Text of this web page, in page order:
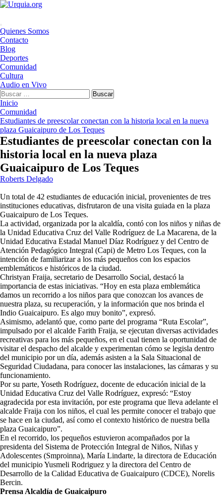
Saltar
Menú
principal
Quienes Somos
Contacto
Blog
Deportes
Comunidad
Cultura
Audio en Vivo
Buscar:
Inicio
Comunidad
Estudiantes de preescolar conectan con la historia local en la nueva
plaza Guaicaipuro de Los Teques
Estudiantes de preescolar conectan con la
historia local en la nueva plaza
Guaicaipuro de Los Teques
Roberts Delgado
Un total de 42 estudiantes de educación inicial, provenientes de tres
instituciones educativas, disfrutaron de una visita guiada en la plaza
Guaicaipuro de Los Teques.
La actividad, organizada por la alcaldía, contó con los niños y niñas de
la Unidad Educativa Cruz del Valle Rodríguez de La Macarena, de la
Unidad Educativa Estadal Manuel Díaz Rodríguez y del Centro de
Atención Pedagógico Integral (Capi) de Metro Los Teques, con la
intención de familiarizar a los más pequeños con los espacios
emblemáticos e históricos de la ciudad.
Christyan Fraija, secretario de Desarrollo Social, destacó la
importancia de estas iniciativas. “Hoy en esta plaza emblemática
damos un recorrido a los niños para que conozcan los avances de
nuestra plaza, su recuperación, y la información que nos brinda el
Indio Guaicaipuro. Es algo muy bonito”, expresó.
Asimismo, adelantó que, como parte del programa “Ruta Escolar”,
impulsado por el alcalde Farith Fraija, se ejecutan diversas actividades
recreativas para los más pequeños, en el cual tienen la oportunidad de
visitar el despacho del alcalde y experimentan cómo se legisla dentro
del municipio por un día, además asisten a la Sala Situacional de
Seguridad Ciudadana, para conocer las instalaciones, las cámaras y su
funcionamiento.
Por su parte, Yoseth Rodríguez, docente de educación inicial de la
Unidad Educativa Cruz del Valle Rodríguez, expresó: “Estoy
agradecida por esta invitación, por este programa que lleva adelante el
alcalde Fraija con los niños, el cual les permite conocer el trabajo que
se hace en la ciudad, así como el contexto histórico de nuestra bella
plaza Guaicaipuro”.
En el recorrido, los pequeños estuvieron acompañados por la
presidenta del Sistema de Protección Integral de Niños, Niñas y
Adolescentes (Smproinna), María Lindarte, la directora de Educación
del municipio Yusmeli Rodriguez y la directora del Centro de
Desarrollo de la Calidad Educativa de Guaicaipuro (CDCE), Norelis
Bercin.
Prensa Alcaldía de Guaicaipuro